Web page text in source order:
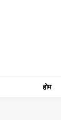
होम